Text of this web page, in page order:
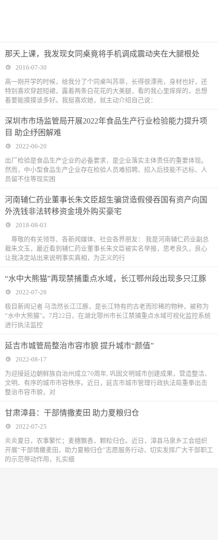
那天上课，我发现女同桌竟将手机调成震动夹在大腿根处
2016-07-30
高一刚开学的时候，给我分了个同桌叫苏菲，长得很漂亮，身材也好，还
特别喜欢穿超短裙，露着两条白花花的大美腿，看的我心里痒痒的，总想
着要能摸摸该多好。我挺喜欢她，就主动介绍自己说：
深圳市市场监管局开展2022年食品生产行业检验能力提升项
目 助企纾困解难
2022-06-20
出厂检验是食品生产企业的必备要求，是企业落实主体责任的重要体现。
然而，中小型食品生产企业存在检验人员难招聘、招入后技能不达标、人
员留不住等现实困
河南辅仁药业董事长朱文臣超生骗贷造假侵吞国有资产向国
外洗钱非法转移资金境外购买豪宅
2018-08-03
尊敬的有关领导、各新闻媒体、社会各界朋友： 我是河南辅仁药业副总
裁朱文玉，最近看到辅仁药业董事长朱文臣被实名举报，思考良久，良心
让我决定站出来说明事实真相，为正义的行
“水中大熊猫”再现禁捕重点水域，长江鄂州段出现多只江豚
2022-07-28
极目新闻记者 马浩然长江江豚，是长江特有的古老而珍稀的物种，被称为
“水中大熊猫”。7月22日，在湖北鄂州市长江禁捕重点水域可视化监控系统
进行执法监控
延吉市城管局整治市容市貌 提升城市“颜值”
2022-08-17
为迎接延边朝鲜族自治州成立70周年, 巩固文明城市创建成果，营造整洁、
文明、有序的城市市容秩序。近日，延吉市城市管理行政执法局重拳出击
整治市容市貌，对
甘肃漳县：干部情撒麦田 助力夏粮归仓
2022-07-25
炎炎夏日，农事繁忙；麦穗飘香，颗粒归仓。近日，漳县马泉乡工会组织
开展“干部情撒麦田，助力夏粮归仓”志愿服务行动，切实发挥广大干部职工
的示范带动作用，扎实细